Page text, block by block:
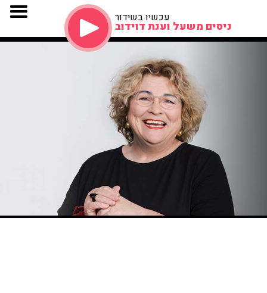
עכשיו בשידור
ניסים משעל וענת דוידוב